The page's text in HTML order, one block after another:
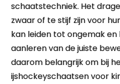
schaatstechniek. Het
zwaar of te stijf zijn voor
kan leiden tot ongemak
aanleren van de juiste
daarom belangrijk om bij
ijshockeyschaatsen voor